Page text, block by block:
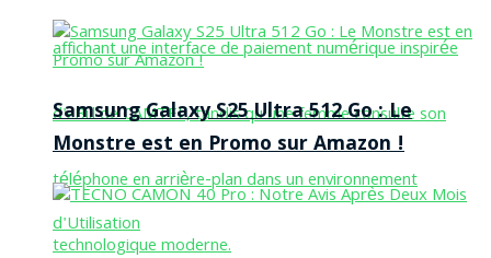
Samsung Galaxy S25 Ultra 512 Go : Le
Monstre est en Promo sur Amazon !